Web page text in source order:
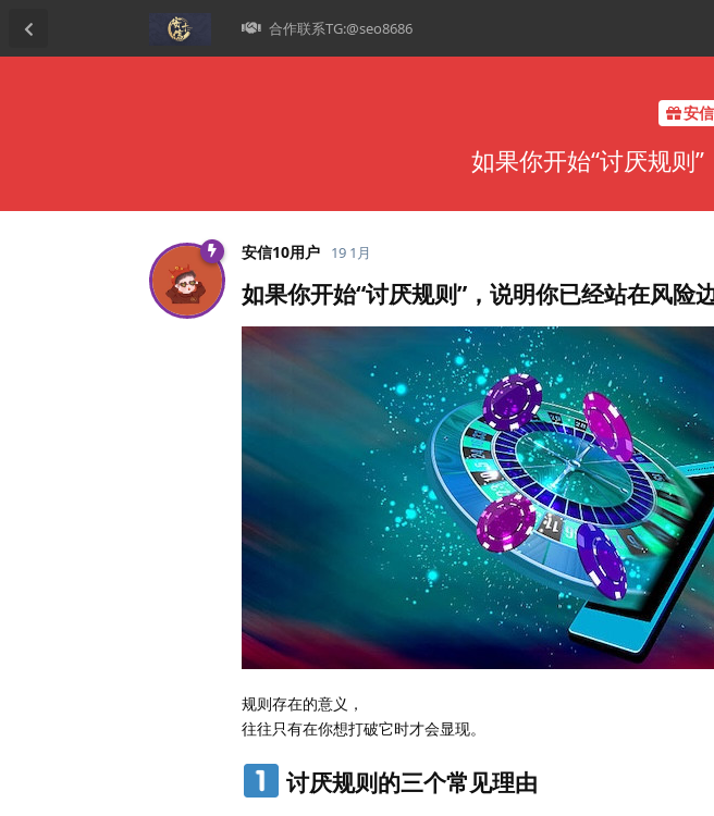
合作联系TG:@seo8686
安
如果你开始“讨厌规则
安信10用户 19 1月
如果你开始“讨厌规则”，说明你已经站在风险
规则存在的意义，
往往只有在你想打破它时才会显现。
讨厌规则的三个常见理由